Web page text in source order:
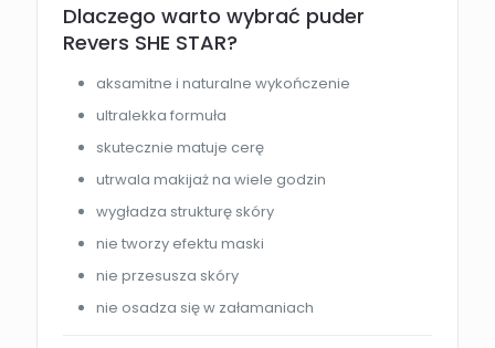
Dlaczego warto wybrać puder
Revers SHE STAR?
aksamitne i naturalne wykończenie
ultralekka formuła
skutecznie matuje cerę
utrwala makijaż na wiele godzin
wygładza strukturę skóry
nie tworzy efektu maski
nie przesusza skóry
nie osadza się w załamaniach